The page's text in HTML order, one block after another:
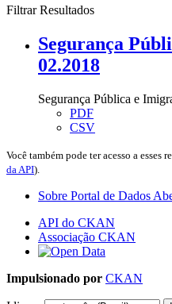
Filtrar Resultados
Segurança
02.2018
Segurança Pública e
PDF
CSV
Você também pode ter acesso a esses
da API).
Sobre Portal de Dados
API do CKAN
Associação CKAN
Impulsionado por CKAN